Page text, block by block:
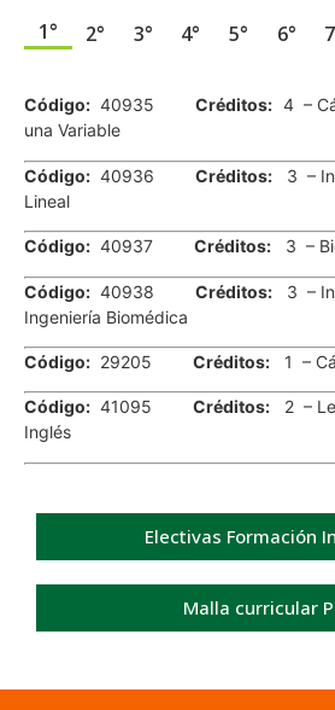
1° 2° 3° 4° 5° 6°
Código: 40935 Créditos: 4 –
una Variable
Código: 40936 Créditos: 3 –
Lineal
Código: 40937 Créditos: 3 –
Código: 40938 Créditos: 3 –
Ingeniería Biomédica
Código: 29205 Créditos: 1 –
Código: 41095 Créditos: 2 –
Inglés
Electivas Formación
Malla curricular